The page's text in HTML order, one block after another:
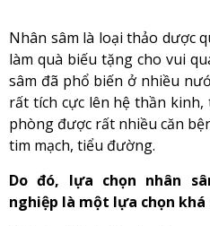
Nhân sâm là loại thảo dược
làm quà biếu tặng cho vui
sâm đã phổ biến ở nhiều
rất tích cực lên hệ thần kinh,
phòng được rất nhiều căn
tim mạch, tiểu đường.
Do đó, lựa chọn nhân
nghiệp là một lựa chọn